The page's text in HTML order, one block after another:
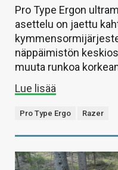
Pro Type Ergon
asettelu on jaettu
näppäimistön
muuta runkoa
Lue lisää
Pro Type Ergo Razer